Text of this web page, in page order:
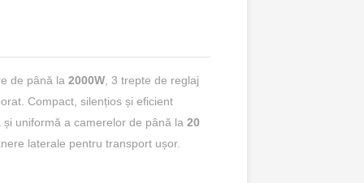
de până la 2000W, 3 trepte de reglaj
Compact, silențios și eficient
uniformă a camerelor de până la 20
laterale pentru transport ușor.